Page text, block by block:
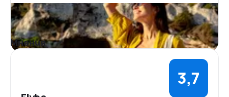
Девън, намиращ се в Югозападна Англия. Оттук
се осъществяват чартърни и редовни полети
до Обединеното кралство и Европа. Отваря
врати на 31 май 1937 г., като тогава дори не
разполага с терминална сграда, а с постройка,
Мнения
3,7